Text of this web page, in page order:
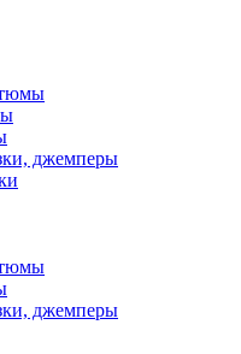
джемперы
джемперы